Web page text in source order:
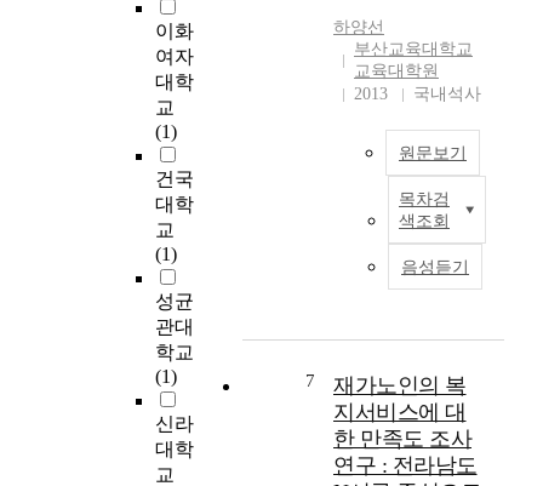
이화
여자
대학
교
(1)
건국
대학
교
(1)
성균
관대
학교
(1)
신라
대학
교
하양선
부산교육대학교
교육대학원
2013
국내석사
원문보기
목차검
색조회
음성듣기
7
재가노인의 복
지서비스에 대
한 만족도 조사
연구 : 전라남도